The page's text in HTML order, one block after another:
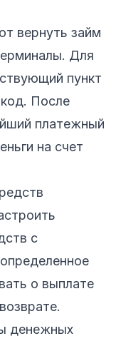
вернуть займ
Для
пункт
После
платежный
на счет
с
о выплате
денежных